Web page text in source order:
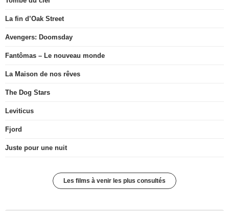
La fin d’Oak Street
Avengers: Doomsday
Fantômas – Le nouveau monde
La Maison de nos rêves
The Dog Stars
Leviticus
Fjord
Juste pour une nuit
Les films à venir les plus consultés